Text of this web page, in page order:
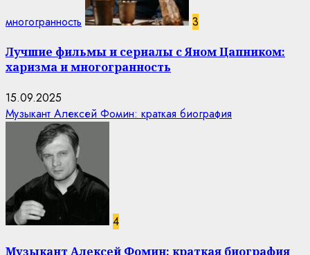
многогранность 3
Лучшие фильмы и сериалы с Яном Цапником:
харизма и многогранность
15.09.2025
Музыкант Алексей Фомин: краткая биография
4
Музыкант Алексей Фомин: краткая биография